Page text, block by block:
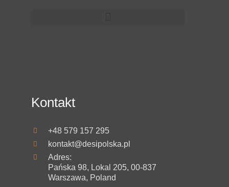
Kontakt
+48 579 157 295
kontakt@desipolska.pl
Adres:
Pańska 98, Lokal 205, 00-837
Warszawa, Poland